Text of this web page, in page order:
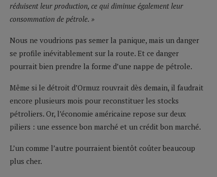
réduisent leur production, ce qui diminue également leur
consommation de pétrole. »
Nous ne voudrions pas semer la panique, mais un danger
se profile inévitablement sur la route. Et ce danger
pourrait bien prendre la forme d’une nappe de pétrole.
Même si le détroit d’Ormuz rouvrait dès demain, il faudrait
encore plusieurs mois pour reconstituer les stocks
pétroliers. Or, l’économie américaine repose sur deux
piliers : une essence bon marché et un crédit bon marché.
L’un comme l’autre pourraient bientôt coûter beaucoup
plus cher.